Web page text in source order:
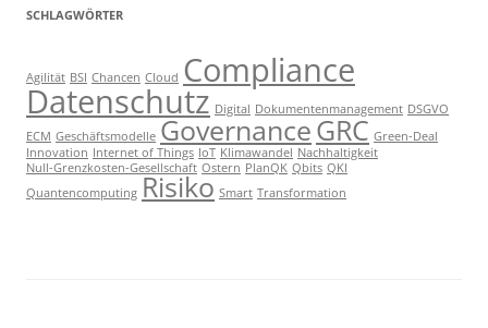
SCHLAGWÖRTER
Agilität BSI Chancen Cloud Compliance
Datenschutz Digital Dokumentenmanagement DSGVO
ECM Geschäftsmodelle GovernanceGRC Green-Deal
Innovation Internet of Things IoT Klimawandel Nachhaltigkeit
Null-Grenzkosten-Gesellschaft Ostern PlanQK Qbits QKI
Quantencomputing Risiko Smart Transformation